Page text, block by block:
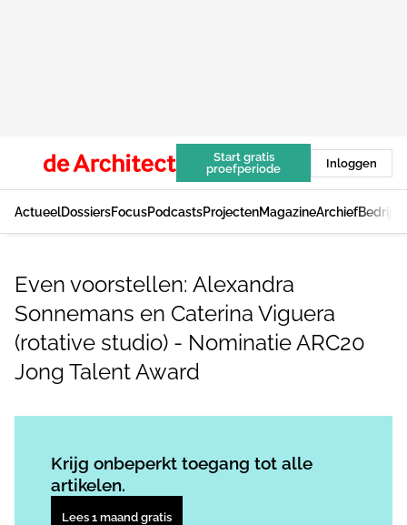
Start gratis
proefperiode
Inloggen
ActueelDossiersFocusPodcastsProjectenMagazineArchief
Even voorstellen: Alexandra
Sonnemans en Caterina Viguera
(rotative studio) - Nominatie ARC20
Jong Talent Award
Krijg onbeperkt toegang tot alle
artikelen.
Lees 1 maand gratis